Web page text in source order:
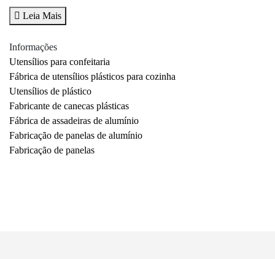
Leia Mais
Informações
Utensílios para confeitaria
Fábrica de utensílios plásticos para cozinha
Utensílios de plástico
Fabricante de canecas plásticas
Fábrica de assadeiras de alumínio
Fabricação de panelas de alumínio
Fabricação de panelas